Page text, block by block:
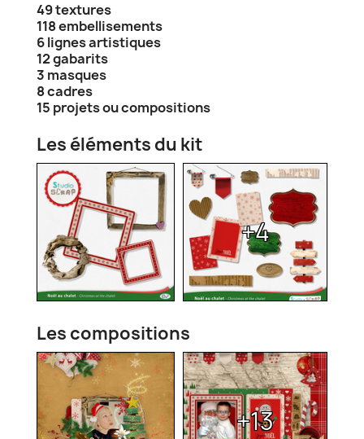
49 textures
118 embellisements
6 lignes artistiques
12 gabarits
3 masques
8 cadres
15 projets ou compositions
Les éléments du kit
+4
Les compositions
+13